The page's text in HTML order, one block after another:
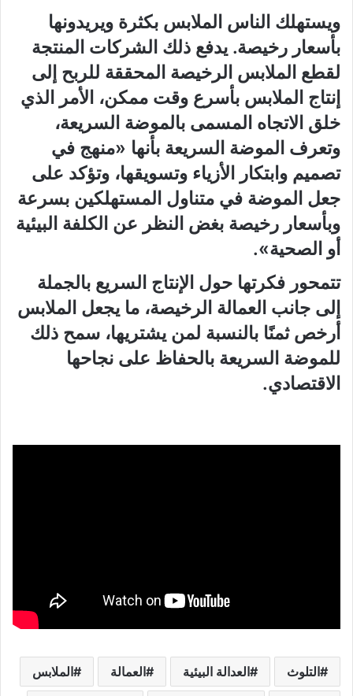
ويستهلك الناس الملابس بكثرة ويريدونها
بأسعار رخيصة. يدفع ذلك الشركات المنتجة
لقطع الملابس الرخيصة المحققة للربح إلى
إنتاج الملابس بأسرع وقت ممكن، الأمر الذي
خلق الاتجاه المسمى بالموضة السريعة،
وتعرف الموضة السريعة بأنها «منهج في
تصميم وابتكار الأزياء وتسويقها، وتؤكد على
جعل الموضة في متناول المستهلكين بسرعة
وبأسعار رخيصة بغض النظر عن الكلفة البيئية
أو الصحية».
تتمحور فكرتها حول الإنتاج السريع بالجملة
إلى جانب العمالة الرخيصة، ما يجعل الملابس
أرخص ثمنًا بالنسبة لمن يشتريها، سمح ذلك
للموضة السريعة بالحفاظ على نجاحها
الاقتصادي.
التلوث العدالة البيئية العمالة الملابس